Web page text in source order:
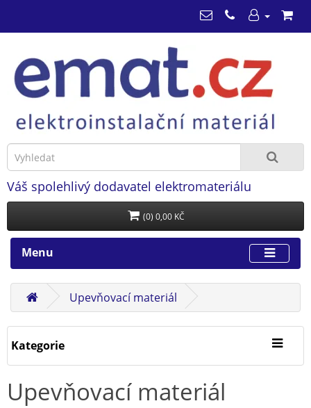
Váš spolehlivý dodavatel elektromateriálu
(0) 0,00 KČ
Menu
Upevňovací materiál
Kategorie
Upevňovací materiál